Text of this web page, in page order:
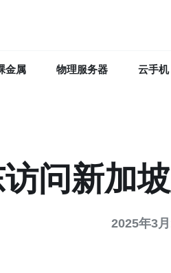
金属 物理服务器 云手机
问新加
2025年3